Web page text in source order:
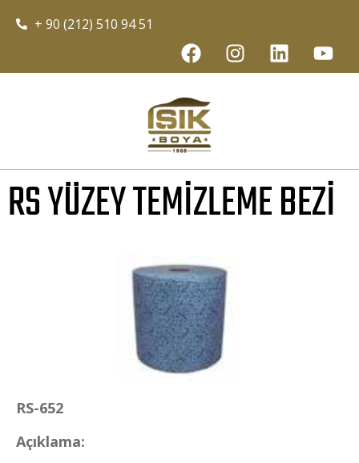
+ 90 (212) 510 94 51
RS YÜZEY TEMIZLEME BEZI
RS-652
Açıklama: